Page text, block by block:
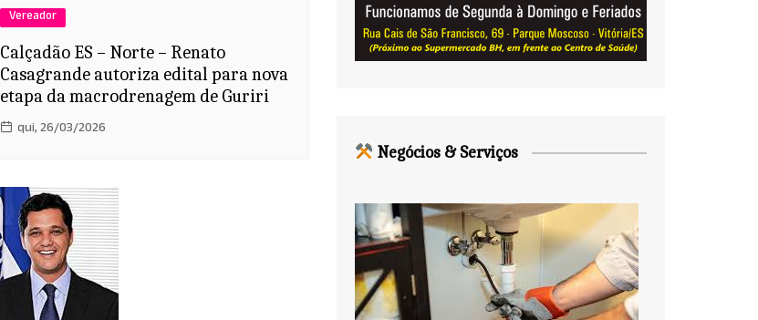
Vereador
Calçadão ES – Norte – Renato
Casagrande autoriza edital para nova
etapa da macrodrenagem de Guriri
qui, 26/03/2026
Negócios & Serviços